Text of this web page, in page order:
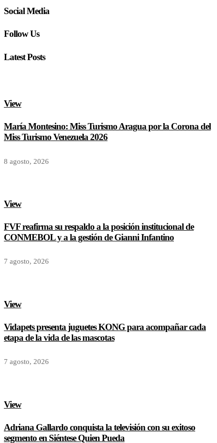
Social Media
Follow Us
Latest Posts
View
María Montesino: Miss Turismo Aragua por la Corona del
Miss Turismo Venezuela 2026
8 agosto, 2026
View
FVF reafirma su respaldo a la posición institucional de
CONMEBOL y a la gestión de Gianni Infantino
7 agosto, 2026
View
Vidapets presenta juguetes KONG para acompañar cada
etapa de la vida de las mascotas
7 agosto, 2026
View
Adriana Gallardo conquista la televisión con su exitoso
segmento en Siéntese Quien Pueda